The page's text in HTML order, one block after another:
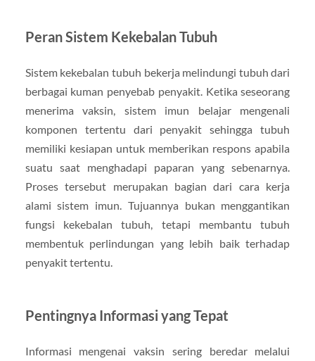
Peran Sistem Kekebalan Tubuh
Sistem kekebalan tubuh bekerja melindungi tubuh dari
berbagai kuman penyebab penyakit. Ketika seseorang
menerima vaksin, sistem imun belajar mengenali
komponen tertentu dari penyakit sehingga tubuh
memiliki kesiapan untuk memberikan respons apabila
suatu saat menghadapi paparan yang sebenarnya.
Proses tersebut merupakan bagian dari cara kerja
alami sistem imun. Tujuannya bukan menggantikan
fungsi kekebalan tubuh, tetapi membantu tubuh
membentuk perlindungan yang lebih baik terhadap
penyakit tertentu.
Pentingnya Informasi yang Tepat
Informasi mengenai vaksin sering beredar melalui